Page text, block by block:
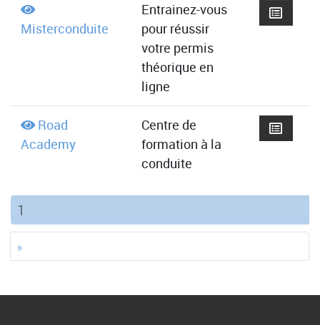
Misterconduite
Entrainez-vous
pour réussir
votre permis
théorique en
ligne
Road
Academy
Centre de
formation à la
conduite
1
»